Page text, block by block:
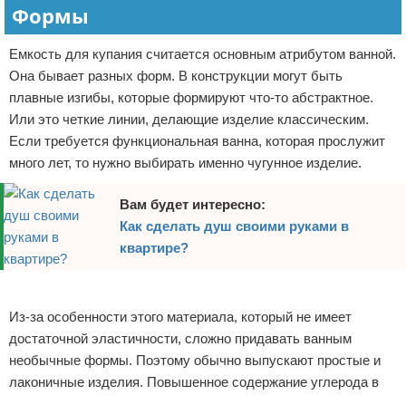
Формы
Емкость для купания считается основным атрибутом ванной.
Она бывает разных форм. В конструкции могут быть
плавные изгибы, которые формируют что-то абстрактное.
Или это четкие линии, делающие изделие классическим.
Если требуется функциональная ванна, которая прослужит
много лет, то нужно выбирать именно чугунное изделие.
Вам будет интересно:
Как сделать душ своими руками в
квартире?
Из-за особенности этого материала, который не имеет
достаточной эластичности, сложно придавать ванным
необычные формы. Поэтому обычно выпускают простые и
лаконичные изделия. Повышенное содержание углерода в